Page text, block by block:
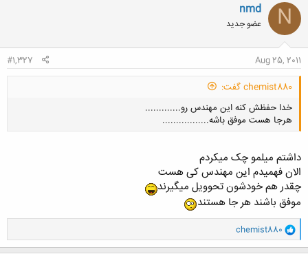
N
nmd
عضو جدید
Aug 25, 2011
#1,327
chemist880 گفت:
خدا حفظش کنه این مهندس رو.............
هرجا هست موفق باشه.................
کلیک کنید تا باز شود...
داشتم میلمو چک میکردم
الان فهمیدم این مهندس کی هست
چقدر هم خودشون تحوویل میگیرند
موفق باشند هر جا هستند
و
ا
ک
chemist880